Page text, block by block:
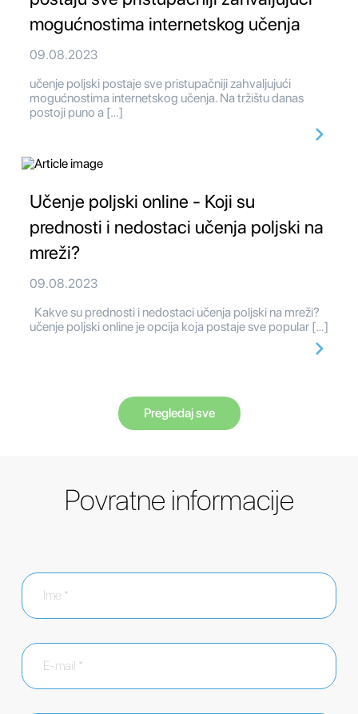
mogućnostima internetskog učenja
09.08.2023
učenje poljski postaje sve pristupačniji zahvaljujući
mogućnostima internetskog učenja. Na tržištu danas
postoji puno a […]
Učenje poljski online - Koji su
prednosti i nedostaci učenja poljski na
mreži?
09.08.2023
Kakve su prednosti i nedostaci učenja poljski na mreži?
učenje poljski online je opcija koja postaje sve popular […]
Pregledaj sve
Povratne informacije